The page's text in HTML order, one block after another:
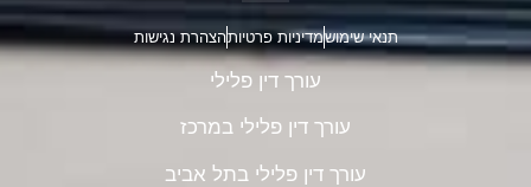
תנאי שימושמדיניות פרטיותהצהרת נגישות
עורך דין פלילי
עורך דין פלילי במרכז
עורך דין פלילי בתל אביב